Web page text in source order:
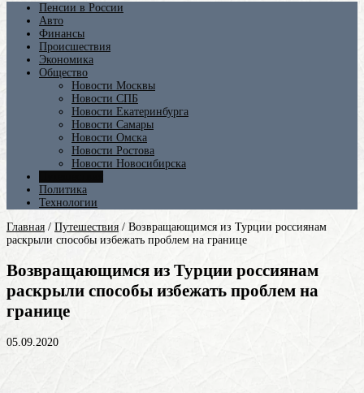
Пенсии в России
Авто
Финансы
Происшествия
Экономика
Общество
Новости Москвы
Новости СПБ
Новости Екатеринбурга
Новости Самары
Новости Омска
Новости Ростова
Новости Новосибирска
Политика
Технологии
Главная / Путешествия / Возвращающимся из Турции россиянам
раскрыли способы избежать проблем на границе
Возвращающимся из Турции россиянам
раскрыли способы избежать проблем на
границе
05.09.2020